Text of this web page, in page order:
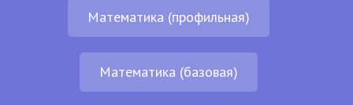
Математика (профильная)
Математика (базовая)